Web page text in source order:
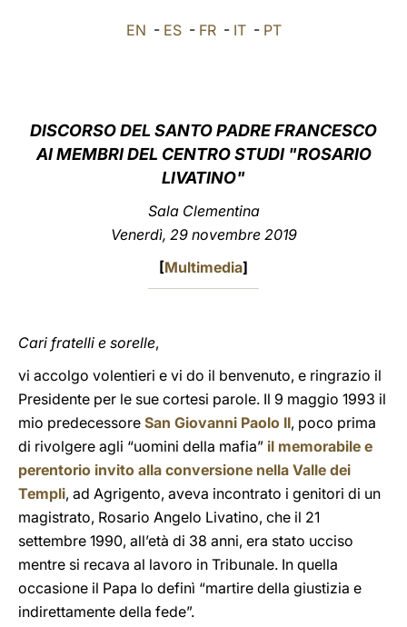
EN - ES- FR- IT- PT
DISCORSO DEL SANTO PADRE FRANCESCO
AI MEMBRI DEL CENTRO STUDI "ROSARIO
LIVATINO"
Sala Clementina
Venerdì, 29 novembre 2019
[Multimedia]
Cari fratelli e sorelle,
vi accolgo volentieri e vi do il benvenuto, e ringrazio il
Presidente per le sue cortesi parole. Il 9 maggio 1993 il
mio predecessore San Giovanni Paolo II, poco prima
di rivolgere agli “uomini della mafia” il memorabile e
perentorio invito alla conversione nella Valle dei
Templi, ad Agrigento, aveva incontrato i genitori di un
magistrato, Rosario Angelo Livatino, che il 21
settembre 1990, all’età di 38 anni, era stato ucciso
mentre si recava al lavoro in Tribunale. In quella
occasione il Papa lo definì “martire della giustizia e
indirettamente della fede”.